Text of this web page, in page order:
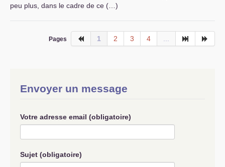
peu plus, dans le cadre de ce (…)
Pages 1 2 3 4
Envoyer un message
Votre adresse email (obligatoire)
Sujet (obligatoire)